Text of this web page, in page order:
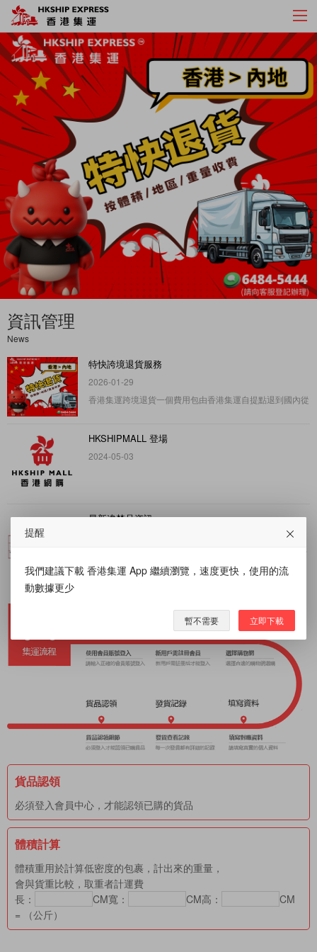
資訊管理
News
特快誇境退貨服務
2026-01-29
香港集運跨境退貨一個費用包由香港集運自提點退到國內從
HKSHIPMALL 登場
2024-05-03
最新違禁品資訊
貨物名稱及數量時,必須準確如實申報,東..
貨品認領
必須登入會員中心，才能認領已購的貨品
體積計算
體積重用於計算低密度的包裹，計出來的重量，
會與貨重比較，取重者計運費
長：
CM寬： CM高：
CM
= （公斤）
提醒
我們建議下載 香港集運 App 繼續瀏覽，速度更快，使用的流
動數據更少
暫不需要 立即下載